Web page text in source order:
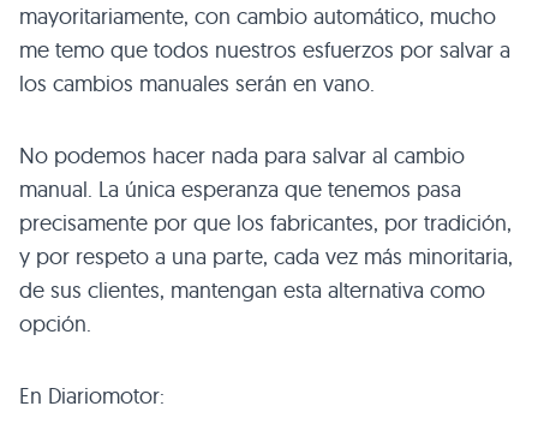
mayoritariamente, con cambio automático, mucho
me temo que todos nuestros esfuerzos por salvar a
los cambios manuales serán en vano.
No podemos hacer nada para salvar al cambio
manual. La única esperanza que tenemos pasa
precisamente por que los fabricantes, por tradición,
y por respeto a una parte, cada vez más minoritaria,
de sus clientes, mantengan esta alternativa como
opción.
En Diariomotor: